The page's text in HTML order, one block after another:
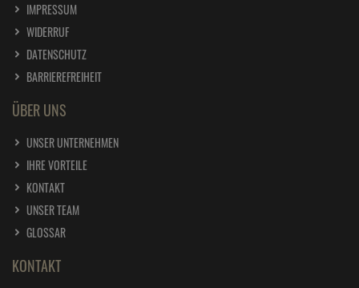
IMPRESSUM
WIDERRUF
DATENSCHUTZ
BARRIEREFREIHEIT
ÜBER UNS
UNSER UNTERNEHMEN
IHRE VORTEILE
KONTAKT
UNSER TEAM
GLOSSAR
KONTAKT